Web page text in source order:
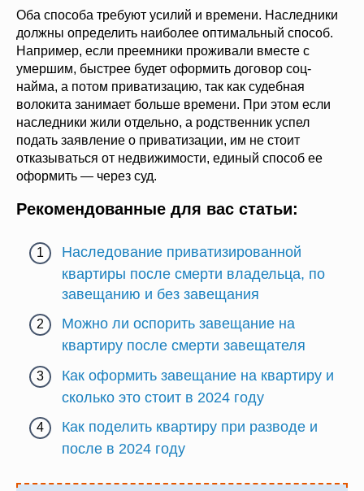
Оба способа требуют усилий и времени. Наследники
должны определить наиболее оптимальный способ.
Например, если преемники проживали вместе с
умершим, быстрее будет оформить договор соц-
найма, а потом приватизацию, так как судебная
волокита занимает больше времени. При этом если
наследники жили отдельно, а родственник успел
подать заявление о приватизации, им не стоит
отказываться от недвижимости, единый способ ее
оформить — через суд.
Рекомендованные для вас статьи:
Наследование приватизированной
квартиры после смерти владельца, по
завещанию и без завещания
Можно ли оспорить завещание на
квартиру после смерти завещателя
Как оформить завещание на квартиру и
сколько это стоит в 2024 году
Как поделить квартиру при разводе и
после в 2024 году